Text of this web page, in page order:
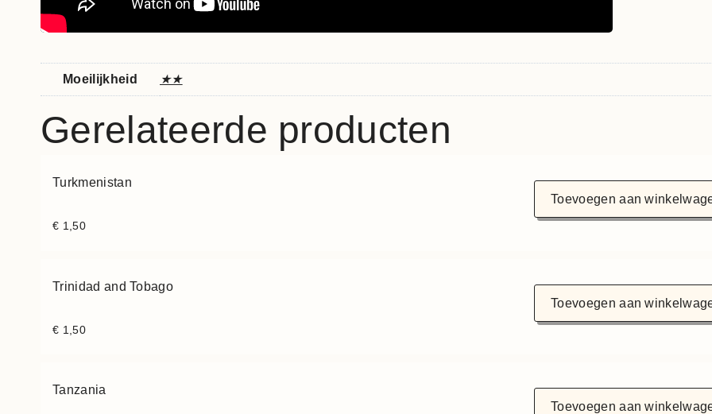
Moeilijkheid ★★
Gerelateerde producten
Turkmenistan
€ 1,50
Toevoegen aan
Trinidad and Tobago
€ 1,50
Toevoegen aan
Tanzania
Toevoegen aan